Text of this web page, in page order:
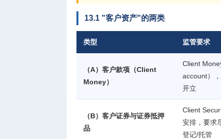
13.1 "客户资产"的两类
类型 监管要求
（A）客户款项（Client
Money）
Client
account）
开立
（B）客户证券与证券抵押
品
Client
安排，要求
登记/托管